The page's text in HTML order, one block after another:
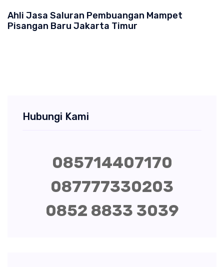
Ahli Jasa Saluran Pembuangan Mampet
Pisangan Baru Jakarta Timur
Hubungi Kami
085714407170
087777330203
0852 8833 3039